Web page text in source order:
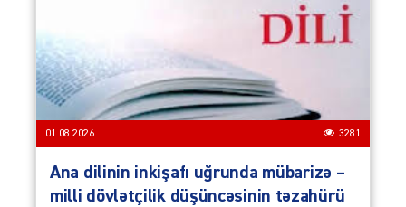
01.08.2026 3281
Ana dilinin inkişafı uğrunda mübarizə –
milli dövlətçilik düşüncəsinin təzahürü